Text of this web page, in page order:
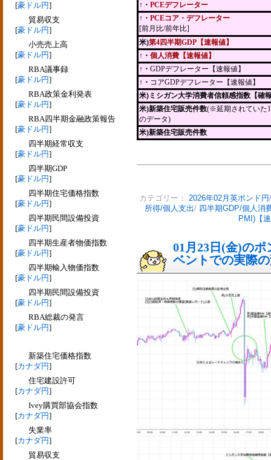
[豪ドル円]
貿易収支
[豪ドル円]
小売売上高
[豪ドル円]
RBA議事録
[豪ドル円]
RBA政策金利発表
[豪ドル円]
RBA四半期金融政策報告
[豪ドル円]
四半期経常収支
[豪ドル円]
四半期GDP
[豪ドル円]
四半期住宅価格指数
[豪ドル円]
四半期民間設備投資
[豪ドル円]
四半期生産者物価指数
[豪ドル円]
四半期輸入物価指数
[豪ドル円]
四半期民間設備投資
[豪ドル円]
RBA総裁の発言
[豪ドル円]
新築住宅価格指数
[カナダ円]
住宅建設許可
[カナダ円]
Ivey購買部協会指数
[カナダ円]
失業率
[カナダ円]
貿易収支
↑・ PCEデフレーター
↑・ PCEコア・デフレーター
[前月比/前年比]
米)第4四半期GDP【速報値】
↑・ 個人消費【速報値】
↑・ GDPデフレーター【速報値】
↑・ コアGDPデフレーター【速報値】
米)ミシガン大学消費者信頼感指数【確
米)新築住宅販売件数(※延期されていた
のデータ)
米)新築住宅販売件数
カテゴリー： 2026年02月英ポンド円
所得/個人支出/ 四半期GDP/個人消
PMI)【
01月23日(金)の
ベントでの実際